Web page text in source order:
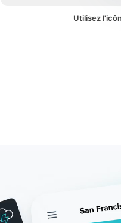
Utilisez